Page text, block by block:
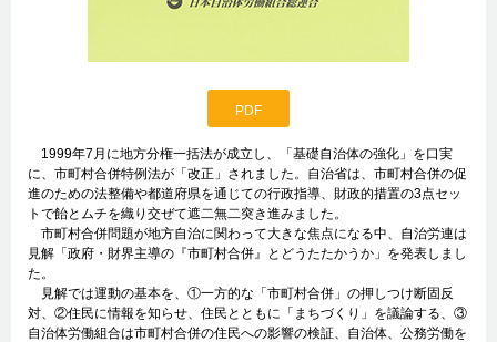
PDF
1999年7月に地方分権一括法が成立し、「基礎自治体の強化」を口実
に、市町村合併特例法が「改正」されました。自治省は、市町村合併の促
進のための法整備や都道府県を通じての行政指導、財政的措置の3点セッ
トで飴とムチを織り交ぜて遮二無二突き進みました。
市町村合併問題が地方自治に関わって大きな焦点になる中、自治労連は
見解「政府・財界主導の『市町村合併』とどうたたかうか」を発表しまし
た。
見解では運動の基本を、①一方的な「市町村合併」の押しつけ断固反
対、②住民に情報を知らせ、住民とともに「まちづくり」を議論する、③
自治体労働組合は市町村合併の住民への影響の検証、自治体、公務労働を